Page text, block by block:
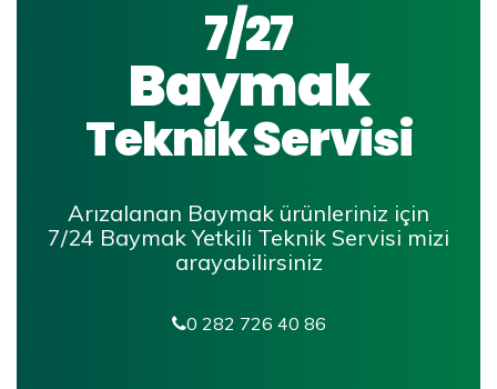
7/27
Baymak
Teknik Servisi
Arızalanan Baymak ürünleriniz için
7/24 Baymak Yetkili Teknik Servisi mizi
arayabilirsiniz
0 282 726 40 86